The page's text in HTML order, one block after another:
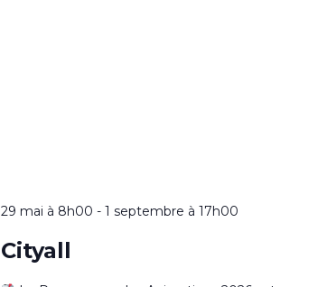
29 mai à 8h00 - 1 septembre à 17h00
Cityall